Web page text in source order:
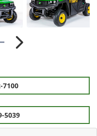
Próximo
7100
5039